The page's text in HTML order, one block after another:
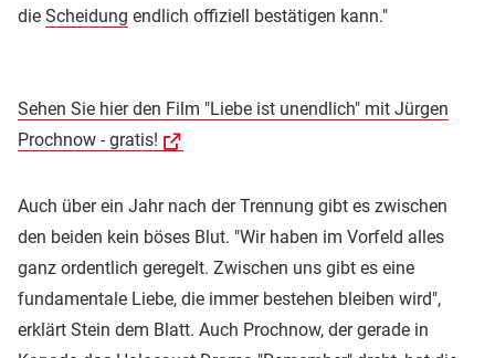
die Scheidung endlich offiziell bestätigen kann."
Sehen Sie hier den Film "Liebe ist unendlich" mit Jürgen
Prochnow - gratis!
Auch über ein Jahr nach der Trennung gibt es zwischen
den beiden kein böses Blut. "Wir haben im Vorfeld alles
ganz ordentlich geregelt. Zwischen uns gibt es eine
fundamentale Liebe, die immer bestehen bleiben wird",
erklärt Stein dem Blatt. Auch Prochnow, der gerade in